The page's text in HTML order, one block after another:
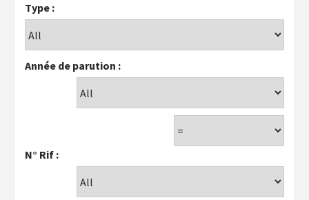
Type :
Année de parution :
N° Rif :